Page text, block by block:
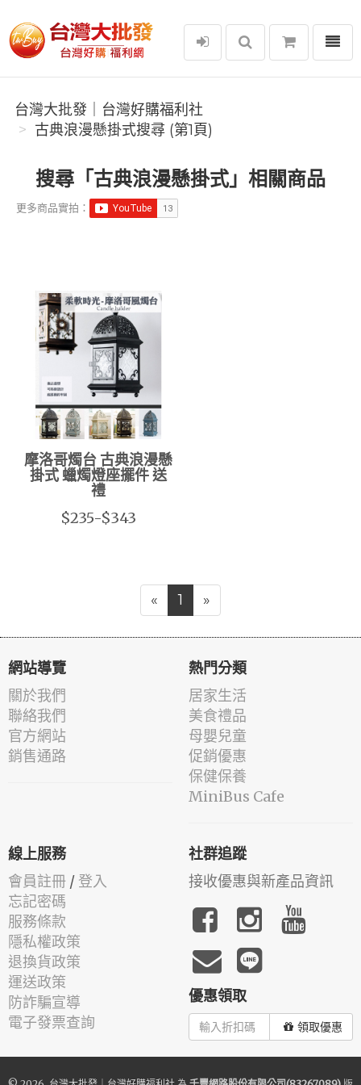
台灣大批發｜台灣好購福利社
選單
台灣大批發｜台灣好購福利社
古典浪漫懸掛式搜尋 (第1頁)
搜尋「古典浪漫懸掛式」相關商品
更多商品實拍：
摩洛哥燭台 古典浪漫懸
掛式 蠟燭燈座擺件 送
禮
$235-$343
« 1 »
網站導覽
關於我們
聯絡我們
官方網站
銷售通路
熱門分類
居家生活
美食禮品
母嬰兒童
促銷優惠
保健保養
MiniBus Cafe
線上服務
會員註冊 / 登入
忘記密碼
服務條款
隱私權政策
退換貨政策
運送政策
防詐騙宣導
電子發票查詢
社群追蹤
接收優惠與新產品資訊
優惠領取
領取優惠